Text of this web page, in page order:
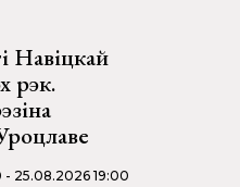
Навіцкай
рэк.
- 25.08.2026 19:00